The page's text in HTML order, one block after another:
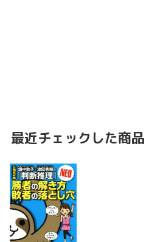
最近チェックした商品